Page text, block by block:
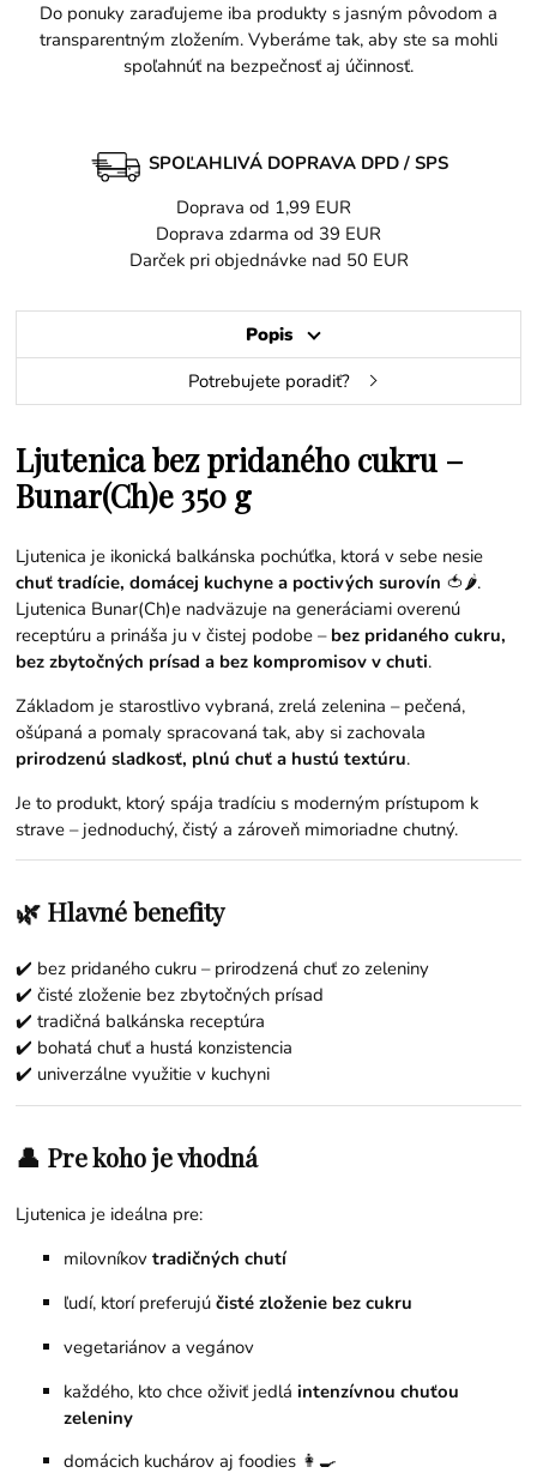
Do ponuky zaraďujeme iba produkty s jasným pôvodom a
transparentným zložením. Vyberáme tak, aby ste sa mohli
spoľahnúť na bezpečnosť aj účinnosť.
SPOĽAHLIVÁ DOPRAVA DPD / SPS
Doprava od 1,99 EUR
Doprava zdarma od 39 EUR
Darček pri objednávke nad 50 EUR
Popis
Potrebujete poradiť?
Ljutenica bez pridaného cukru –
Bunar(Ch)e 350 g
Ljutenica je ikonická balkánska pochúťka, ktorá v sebe nesie
chuť tradície, domácej kuchyne a poctivých surovín 🍅🌶️.
Ljutenica Bunar(Ch)e nadväzuje na generáciami overenú
receptúru a prináša ju v čistej podobe – bez pridaného cukru,
bez zbytočných prísad a bez kompromisov v chuti.
Základom je starostlivo vybraná, zrelá zelenina – pečená,
ošúpaná a pomaly spracovaná tak, aby si zachovala
prirodzenú sladkosť, plnú chuť a hustú textúru.
Je to produkt, ktorý spája tradíciu s moderným prístupom k
strave – jednoduchý, čistý a zároveň mimoriadne chutný.
🌿 Hlavné benefity
✔️ bez pridaného cukru – prirodzená chuť zo zeleniny
✔️ čisté zloženie bez zbytočných prísad
✔️ tradičná balkánska receptúra
✔️ bohatá chuť a hustá konzistencia
✔️ univerzálne využitie v kuchyni
👤 Pre koho je vhodná
Ljutenica je ideálna pre:
milovníkovtradičných chutí
ľudí, ktorí preferujúčisté zloženie bez cukru
vegetariánov a vegánov
každého, kto chce oživiť jedláintenzívnou chuťou
zeleniny
domácich kuchárov aj foodies 👩‍🍳